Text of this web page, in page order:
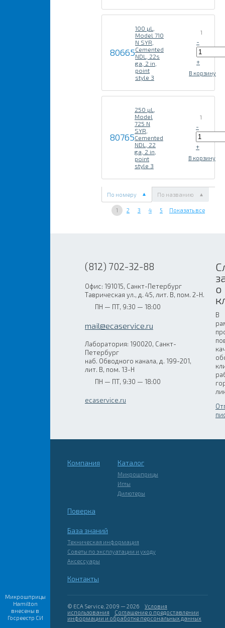
Микрошприцы
Hamilton
внесены в
Госреестр СИ
80665
100 µL,
Model 710
N SYR,
Cemented
NDL, 22s
ga, 2 in,
point
style 3
1
-
+
В корзину
80765
250 µL,
Model
725 N
SYR,
Cemented
NDL, 22
ga, 2 in,
point
style 3
1
-
+
В корзину
По номеру По названию
1 2 3 4 5 Показать все
(812) 702-32-88
Офис: 191015, Санкт-Петербург
Таврическая ул., д. 45, лит. В, пом. 2-Н.
ПН — ПТ, 9:30 — 18:00
mail@ecaservice.ru
Лаборатория: 190020, Санкт-
Петербург
наб. Обводного канала, д. 199-201,
лит. В, пом. 13-Н
ПН — ПТ, 9:30 — 18:00
ecaservice.ru
о
В
Компания Каталог
Микрошприцы
Иглы
Дилютеры
Поверка
База знаний
Техническая информация
Советы по эксплуатации и уходу
Аксессуары
Контакты
© ECA Service, 2009 — 2026
Условия
использования
Соглашение о предоставлении
информации и обработке персональных данных